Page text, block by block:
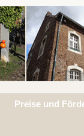
Preise und